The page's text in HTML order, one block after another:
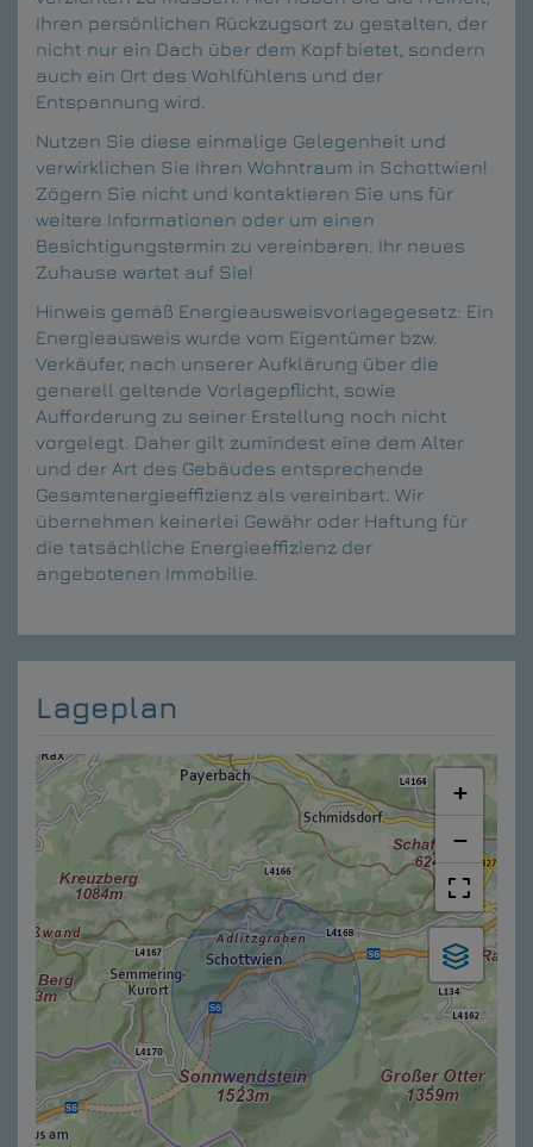
Ihren persönlichen Rückzugsort zu gestalten, der
nicht nur ein Dach über dem Kopf bietet, sondern
auch ein Ort des Wohlfühlens und der
Entspannung wird.
Nutzen Sie diese einmalige Gelegenheit und
verwirklichen Sie Ihren Wohntraum in Schottwien!
Zögern Sie nicht und kontaktieren Sie uns für
weitere Informationen oder um einen
Besichtigungstermin zu vereinbaren. Ihr neues
Zuhause wartet auf Sie!
Hinweis gemäß Energieausweisvorlagegesetz: Ein
Energieausweis wurde vom Eigentümer bzw.
Verkäufer, nach unserer Aufklärung über die
generell geltende Vorlagepflicht, sowie
Aufforderung zu seiner Erstellung noch nicht
vorgelegt. Daher gilt zumindest eine dem Alter
und der Art des Gebäudes entsprechende
Gesamtenergieeffizienz als vereinbart. Wir
übernehmen keinerlei Gewähr oder Haftung für
die tatsächliche Energieeffizienz der
angebotenen Immobilie.
Lageplan
+
−